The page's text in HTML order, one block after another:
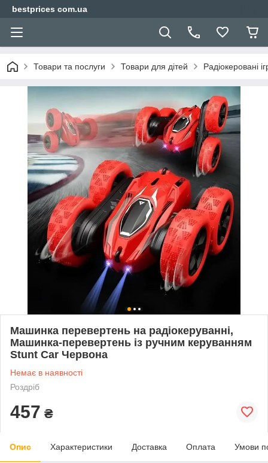
bestprices com.ua
Товари та послуги Товари для дітей Радіокеровані
Машинка перевертень на радіокеруванні,
Машинка-перевертень із ручним керуванням
Stunt Car Червона
Немає в наявності
Роздріб
457 ₴
Опис Характеристики Доставка Оплата Умови